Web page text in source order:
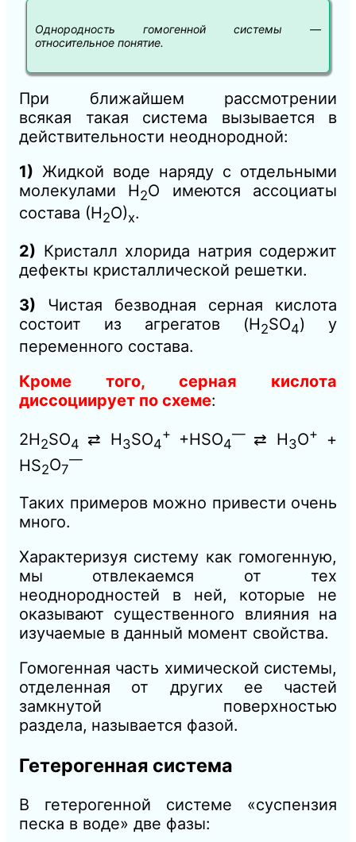
Однородность гомогенной системы —
относительное понятие.
При ближайшем рассмотрении
всякая такая система вызывается в
действительности неоднородной:
1) Жидкой воде наряду с отдельными
молекулами Н2O имеются ассоциаты
состава (Н2О)х.
2) Кристалл хлорида натрия содержит
дефекты кристаллической решетки.
3) Чистая безводная серная кислота
состоит из агрегатов (H2SO4) y
переменного состава.
Кроме того, серная кислота
диссоциирует по схеме:
2Н2SO4 ⇄ Н3SO4
+ +HSO4
— ⇄ H3O+
+
HS2O7
—
Таких примеров можно привести очень
много.
Характеризуя систему как гомогенную,
мы отвлекаемся от тех
неоднородностей в ней, которые не
оказывают существенного влияния на
изучаемые в данный момент свойства.
Гомогенная часть химической системы,
отделенная от других ее частей
замкнутой поверхностью
раздела, называется фазой.
Гетерогенная система
В гетерогенной системе «суспензия
песка в воде» две фазы: